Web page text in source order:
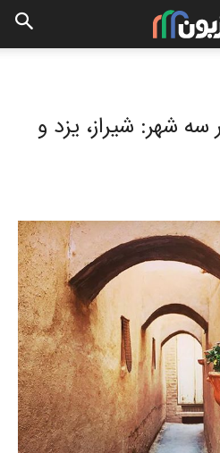
شهر: شیراز، یزد و